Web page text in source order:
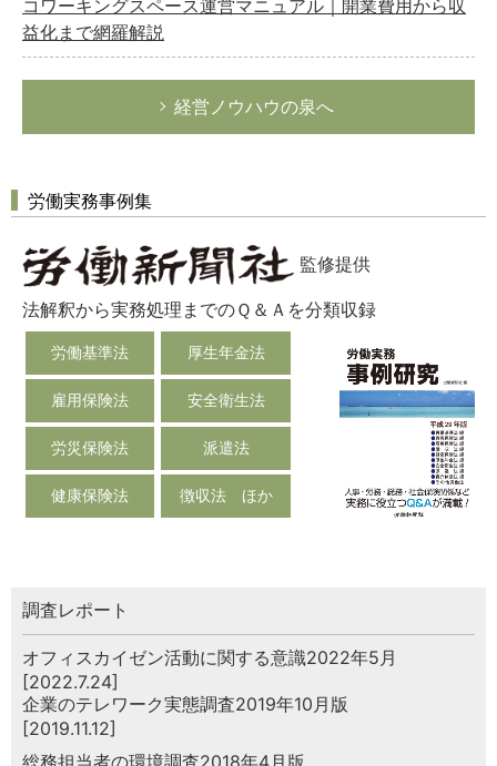
コワーキングスペース運営マニュアル｜開業費用から収
益化まで網羅解説
経営ノウハウの泉へ
労働実務事例集
監修提供
法解釈から実務処理までのＱ＆Ａを分類収録
労働基準法 厚生年金法
雇用保険法 安全衛生法
労災保険法 派遣法
健康保険法 徴収法 ほか
調査レポート
オフィスカイゼン活動に関する意識2022年5月
[2022.7.24]
企業のテレワーク実態調査2019年10月版
[2019.11.12]
総務担当者の環境調査2018年4月版